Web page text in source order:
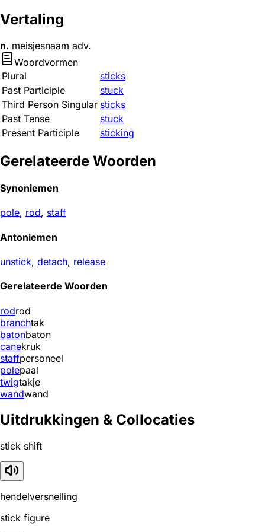
Vertaling
n. meisjesnaam adv.
Woordvormen
Plural
sticks
Past Participle
stuck
Third Person Singular sticks
Past Tense
stuck
Present Participle
sticking
Gerelateerde Woorden
Synoniemen
pole, rod, staff
Antoniemen
unstick, detach, release
Gerelateerde Woorden
rodrod
branchtak
batonbaton
canekruk
staffpersoneel
polepaal
twigtakje
wandwand
Uitdrukkingen & Collocaties
stick shift
hendelversnelling
stick figure